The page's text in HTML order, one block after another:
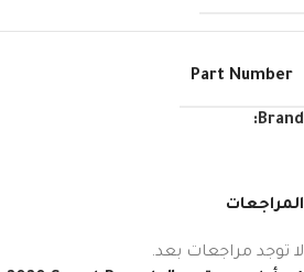
Part Number
Brand:
المراجعات
لا توجد مراجعات بعد.